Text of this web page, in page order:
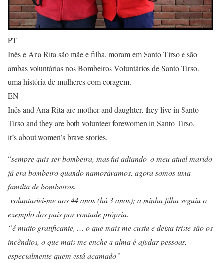
PT
Inês e Ana Rita são mãe e filha, moram em Santo Tirso e são
ambas voluntárias nos Bombeiros Voluntários de Santo Tirso.
uma história de mulheres com coragem.
EN
Inês and Ana Rita are mother and daughter, they live in Santo
Tirso and they are both volunteer forewomen in Santo Tirso.
it’s about women’s brave stories.
“sempre quis ser bombeira, mas fui adiando. o meu atual marido
já era bombeiro quando namorávamos, agora somos uma
família de bombeiros.
voluntariei-me aos 44 anos (há 3 anos); a minha filha seguiu o
exemplo dos pais por vontade própria.
“é muito gratificante, … o que mais me custa e deixa triste são os
incêndios, o que mais me enche a alma é ajudar pessoas,
especialmente quem está acamado”